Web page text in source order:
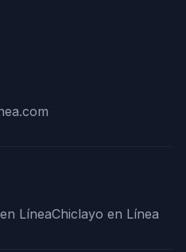
LíneaChiclayo en Línea